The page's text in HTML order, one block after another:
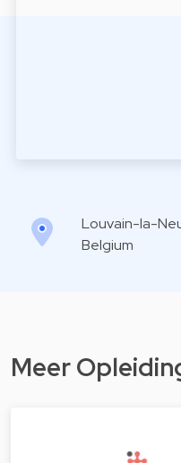
Louvain-la-
Belgium
Meer